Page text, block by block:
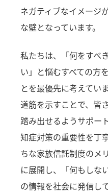
ネガティブなイメージ
な壁となっています。
私たちは、「何をすべ
い」と悩むすべての方
とを最優先に考えてい
道筋を示すことで、皆
踏み出せるようサポー
知症対策の重要性を丁
ちな家族信託制度のメ
に展開し、「何もしな
の情報を社会に発信し